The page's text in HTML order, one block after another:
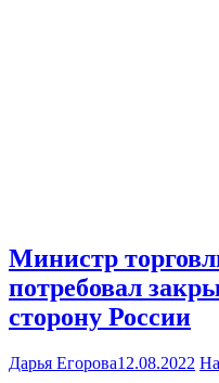
Министр
потребовал
сторону России
Дарья Егорова12.08.2022